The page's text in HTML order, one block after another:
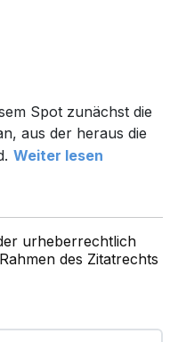
Spot zunächst die
aus der heraus die
Weiter lesen
urheberrechtlich
des Zitatrechts